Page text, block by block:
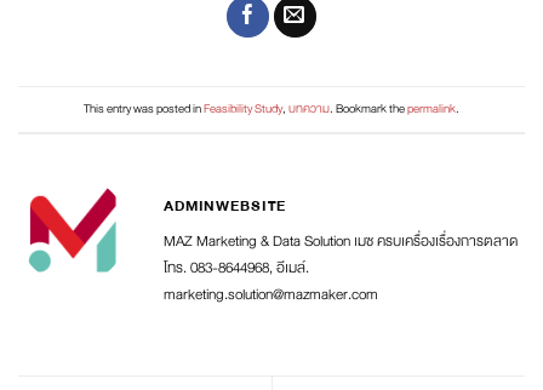
This entry was posted inFeasibility Study,บทความ. Bookmark thepermalink.
ADMINWEBSITE
MAZ Marketing & Data Solution เมซ ครบเครื่องเรื่องการตลาด
โทร. 083-8644968, อีเมล์.
marketing.solution@mazmaker.com